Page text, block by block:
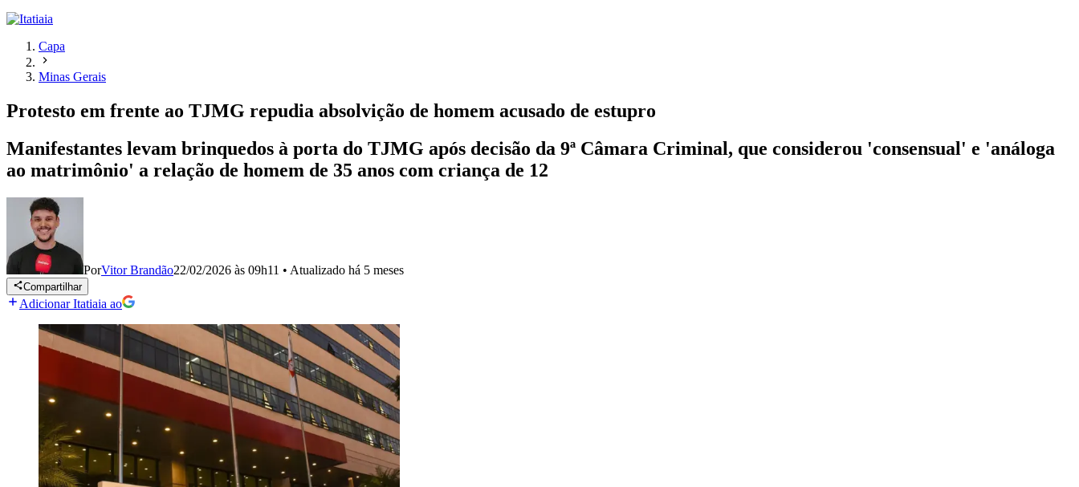
Capa
Minas Gerais
Protesto em frente ao TJMG repudia absolvição de homem acusado de estupro
Manifestantes levam brinquedos à porta do TJMG após decisão da 9ª Câmara Criminal, que considerou 'consensual' e 'análoga
ao matrimônio' a relação de homem de 35 anos com criança de 12
PorVitor Brandão22/02/2026 às 09h11 • Atualizado há 5 meses
Compartilhar
Adicionar Itatiaia ao